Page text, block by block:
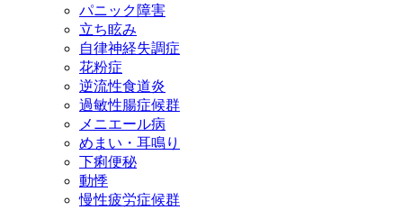
パニック障害
立ち眩み
自律神経失調症
花粉症
逆流性食道炎
過敏性腸症候群
メニエール病
めまい・耳鳴り
下痢便秘
動悸
慢性疲労症候群